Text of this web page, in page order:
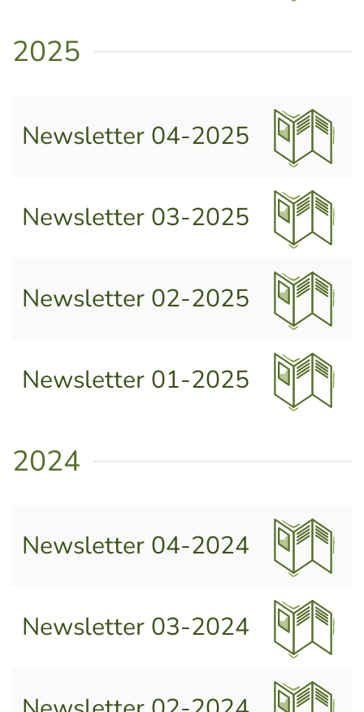
2025
Newsletter 04-2025
Newsletter 03-2025
Newsletter 02-2025
Newsletter 01-2025
2024
Newsletter 04-2024
Newsletter 03-2024